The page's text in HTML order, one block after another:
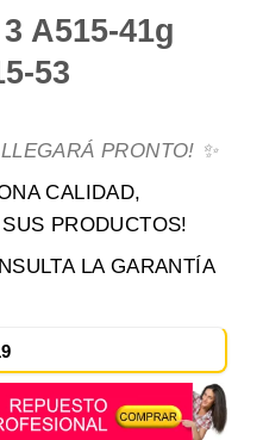
A515-41g
53
PRONTO! ✨
CALIDAD,
PRODUCTOS!
LA GARANTÍA